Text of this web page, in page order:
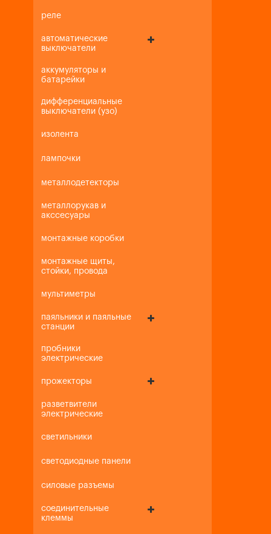
реле
автоматические
выключатели
аккумуляторы и
батарейки
дифференциальные
выключатели (узо)
изолента
лампочки
металлодетекторы
металлорукав и
акссесуары
монтажные коробки
монтажные щиты,
стойки, провода
мультиметры
паяльники и паяльные
станции
пробники
электрические
прожекторы
разветвители
электрические
светильники
светодиодные панели
силовые разъемы
соединительные
клеммы